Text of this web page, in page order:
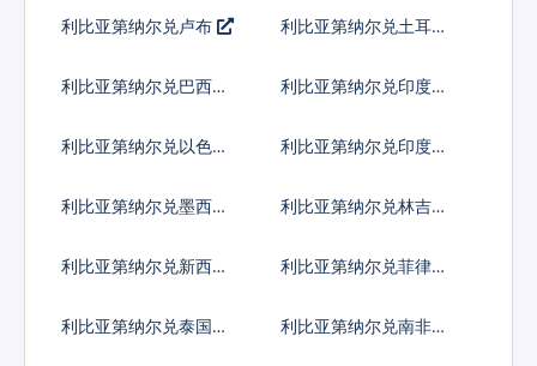
利比亚第纳尔兑卢布
利比亚第纳尔兑土耳其
利比亚第纳尔兑巴西雷
利比亚第纳尔兑印度尼
利比亚第纳尔兑以色列
利比亚第纳尔兑印度卢
利比亚第纳尔兑墨西哥
利比亚第纳尔兑林吉特
利比亚第纳尔兑新西兰
利比亚第纳尔兑菲律宾
利比亚第纳尔兑泰国铢
利比亚第纳尔兑南非兰